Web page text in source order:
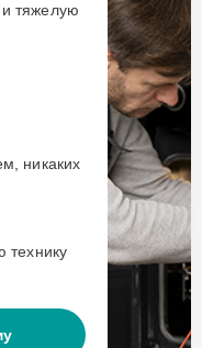
тяжелую
никаких
технику